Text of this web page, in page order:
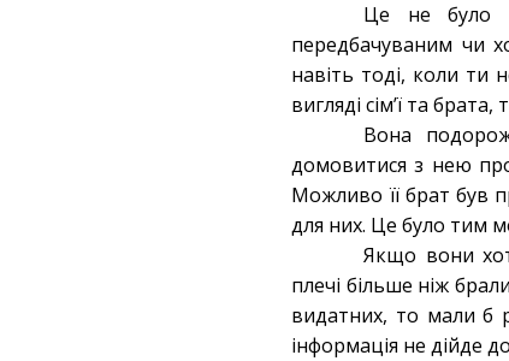
Це не було
передбачуваним чи
навіть тоді, коли ти
вигляді сім’ї та
Вона
домовитися з нею
Можливо її брат був
для них. Це було тим
Якщо вони
плечі більше ніж
видатних, то мали б
інформація не дійде